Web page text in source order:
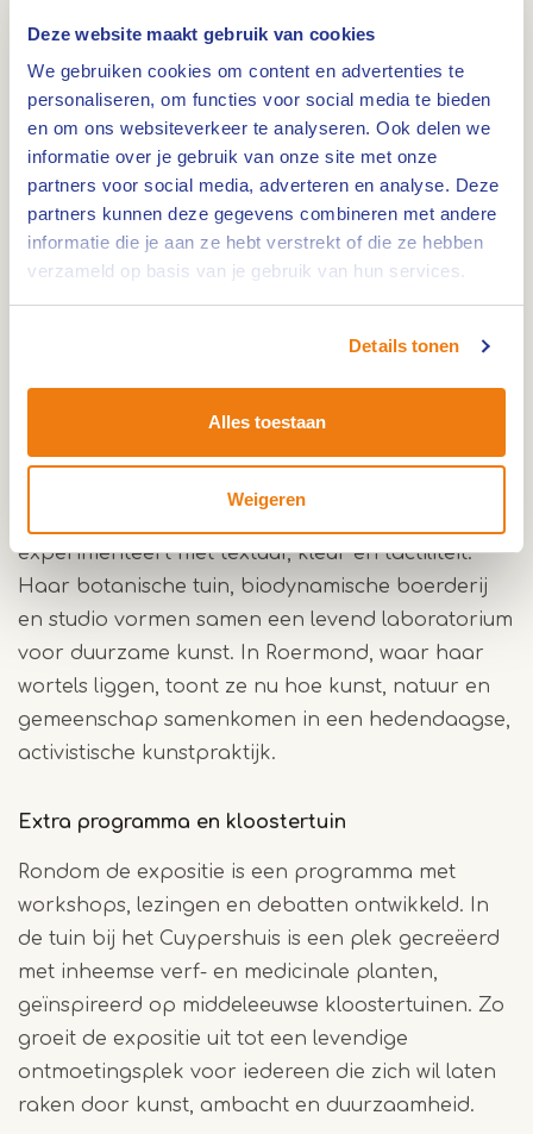
Deze website maakt gebruik van cookies
We gebruiken cookies om content en advertenties te
personaliseren, om functies voor social media te bieden
en om ons websiteverkeer te analyseren. Ook delen we
informatie over je gebruik van onze site met onze
partners voor social media, adverteren en analyse. Deze
partners kunnen deze gegevens combineren met andere
informatie die je aan ze hebt verstrekt of die ze hebben
verzameld op basis van je gebruik van hun services.
Details tonen
Alles toestaan
Weigeren
de samenwerking met Marc Mulders, de serie
Tangible Transformations én het monumentale
Guernica de la Ecología te bewonderen.
In de voormalige werkplaatsen van Pierre
Cuypers, de plek waar ook textielambacht
floreerde komt Jongstra’s missie tot leven: het
herontdekken en doorgeven van kennis, het
werken in harmonie met de natuur en het
vernieuwen van eeuwenoude technieken.
Jongstra werkt met wol van Drentse
experimenteert met textuur, kleur en tactiliteit.
Haar botanische tuin, biodynamische boerderij
en studio vormen samen een levend laboratorium
voor duurzame kunst. In Roermond, waar haar
wortels liggen, toont ze nu hoe kunst, natuur en
gemeenschap samenkomen in een hedendaagse,
activistische kunstpraktijk.
Extra programma en kloostertuin
Rondom de expositie is een programma met
workshops, lezingen en debatten ontwikkeld. In
de tuin bij het Cuypershuis is een plek gecreëerd
met inheemse verf- en medicinale planten,
geïnspireerd op middeleeuwse kloostertuinen. Zo
groeit de expositie uit tot een levendige
ontmoetingsplek voor iedereen die zich wil laten
raken door kunst, ambacht en duurzaamheid.